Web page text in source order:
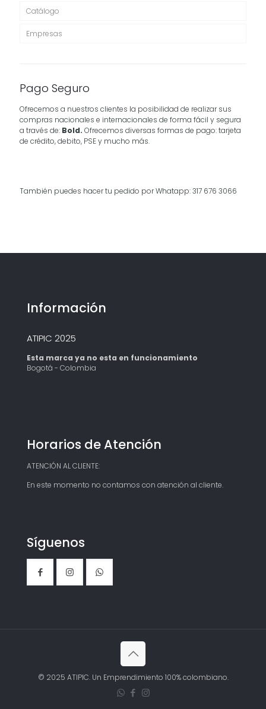
Catálogo
Empresas
Pago Seguro
Ofrecemos a nuestros clientes la posibilidad de realizar sus
compras nacionales e internacionales de forma fácil y segura
a través de: Bold. Ofrecemos diversas formas de pago: tarjeta
de crédito, debito, PSE y mucho más.
También puedes hacer tu pedido por Whatapp: 317 676 3066
Información
ATIPIC 2025
Esta marca ya no esta en funcionamiento
Bogotá - Colombia
Horarios de Atención
ATENCIÓN AL CLIENTE:
En este momento no contamos con atención al cliente.
Síguenos
© 2025 ATIPIC. Un Emprendimiento 100% colombiano.